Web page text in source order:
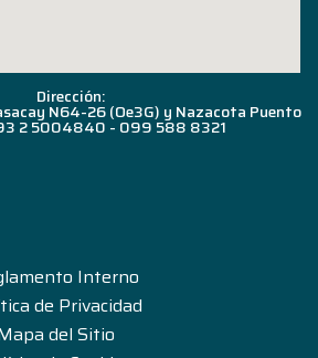
Dirección:
N64-26 (Oe3G) y Nazacota Puento
2 5004840 - 099 588 8321
Interno
de Privacidad
del Sitio